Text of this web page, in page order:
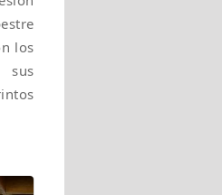
los
sus